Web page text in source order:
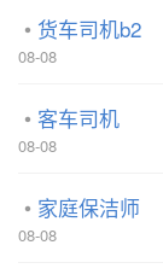
货车司机b2
08-08
客车司机
08-08
家庭保洁师
08-08